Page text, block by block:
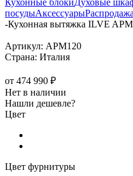
посудыАксессуарыРаспродажа
-Кухонная вытяжка ILVE
Артикул: APM120
Страна: Италия
от 474 990 ₽
Нет в наличии
Нашли дешевле?
Цвет
Цвет фурнитуры